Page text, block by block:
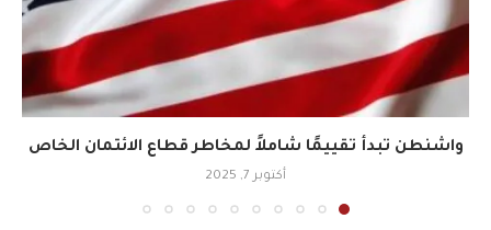
واشنطن تبدأ تقييمًا شاملاً لمخاطر قطاع الائتمان الخاص
أكتوبر 7, 2025